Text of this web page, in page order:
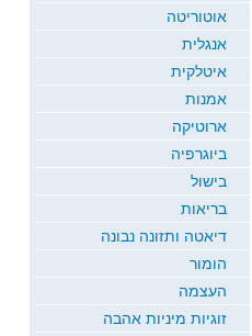
אוטוריטה
אנגלית
איטלקית
אמנות
ארוטיקה
ביוגרפיה
בישול
בריאות
דיאטה ותזונה נבונה
הומור
העצמה
זוגיות מיניות אהבה